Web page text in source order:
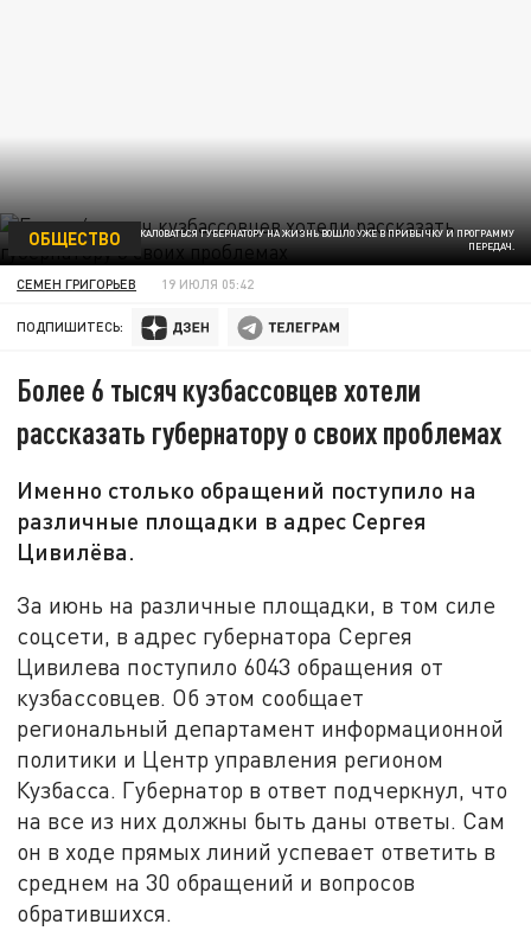
ФОТО: ЦАРЬГРАД. ЖАЛОВАТЬСЯ ГУБЕРНАТОРУ НА ЖИЗНЬ ВОШЛО УЖЕ В ПРИВЫЧКУ И ПРОГРАММУ
ПЕРЕДАЧ.
ОБЩЕСТВО
СЕМЕН ГРИГОРЬЕВ 19 ИЮЛЯ 05:42
ПОДПИШИТЕСЬ:
Более 6 тысяч кузбассовцев хотели
рассказать губернатору о своих проблемах
Именно столько обращений поступило на
различные площадки в адрес Сергея
Цивилёва.
За июнь на различные площадки, в том силе
соцсети, в адрес губернатора Сергея
Цивилева поступило 6043 обращения от
кузбассовцев. Об этом сообщает
региональный департамент информационной
политики и Центр управления регионом
Кузбасса. Губернатор в ответ подчеркнул, что
на все из них должны быть даны ответы. Сам
он в ходе прямых линий успевает ответить в
среднем на 30 обращений и вопросов
обратившихся.